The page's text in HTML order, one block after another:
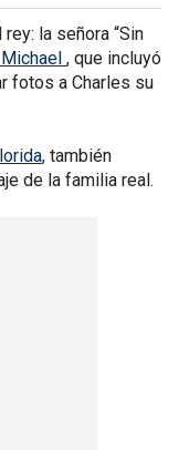
la señora “Sin
, que incluyó
fotos a Charles su
, también
de la familia real.